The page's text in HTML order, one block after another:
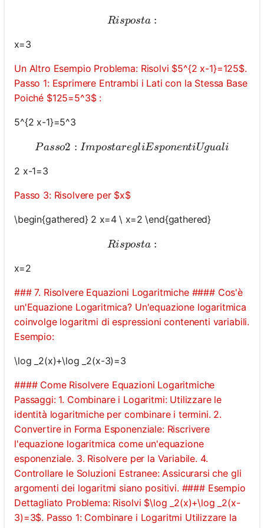
Risposta:
Risposta :
x=3
Un Altro Esempio Problema: Risolvi $5^{2 x-1}=125$.
Passo 1: Esprimere Entrambi i Lati con la Stessa Base
Poiché $125=5^3$ :
5^{2 x-1}=5^3
Passo 2: Impostare gli
Passo2 : ImpostaregliEsponentiUguali
2 x-1=3
Passo 3: Risolvere per $x$
\begin{gathered} 2 x=4 \ x=2 \end{gathered}
Risposta:
Risposta :
x=2
### 7. Risolvere Equazioni Logaritmiche #### Cos'è
un'Equazione Logaritmica? Un'equazione logaritmica
coinvolge logaritmi di espressioni contenenti variabili.
Esempio:
\log _2(x)+\log _2(x-3)=3
#### Come Risolvere Equazioni Logaritmiche
Passaggi: 1. Combinare i Logaritmi: Utilizzare le
identità logaritmiche per combinare i termini. 2.
Convertire in Forma Esponenziale: Riscrivere
l'equazione logaritmica come un'equazione
esponenziale. 3. Risolvere per la Variabile. 4.
Controllare le Soluzioni Estranee: Assicurarsi che gli
argomenti dei logaritmi siano positivi. #### Esempio
Dettagliato Problema: Risolvi $\log _2(x)+\log _2(x-
3)=3$. Passo 1: Combinare i Logaritmi Utilizzare la